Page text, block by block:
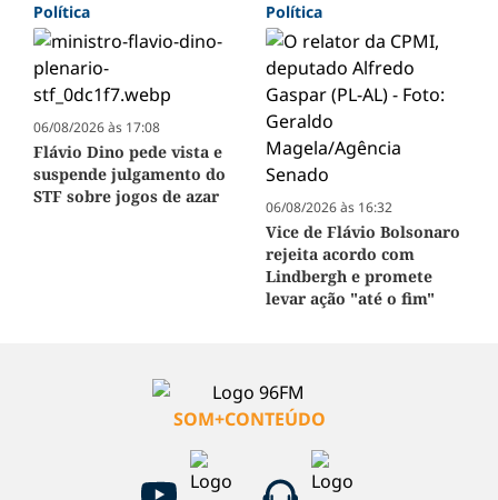
Política
06/08/2026 às 17:08
Flávio Dino pede vista e
suspende julgamento do
STF sobre jogos de azar
Política
06/08/2026 às 16:32
Vice de Flávio Bolsonaro
rejeita acordo com
Lindbergh e promete
levar ação "até o fim"
SOM+CONTEÚDO